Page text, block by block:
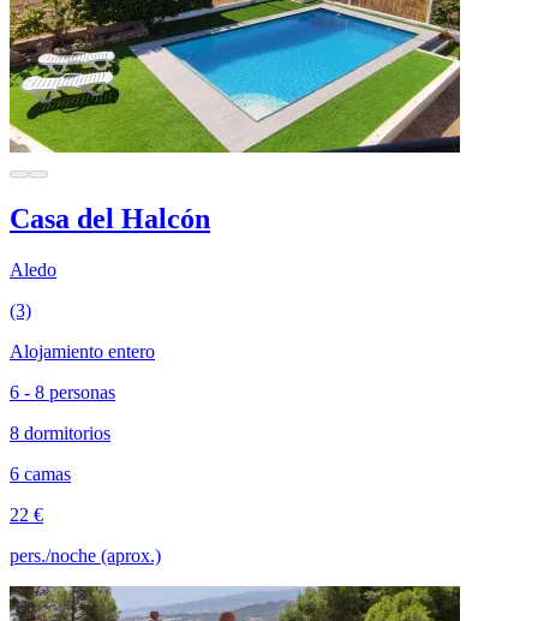
Casa del Halcón
Aledo
(3)
Alojamiento entero
6 - 8 personas
8 dormitorios
6 camas
22 €
pers./noche (aprox.)